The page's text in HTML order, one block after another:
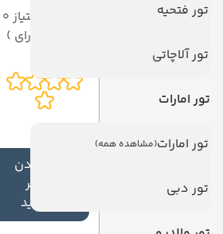
تور فتحیه
تور آلاچاتی
تور امارات
تور امارات(مشاهده همه)
تور دبی
میانگین امتیاز 0
افزودن
نظر
جدید